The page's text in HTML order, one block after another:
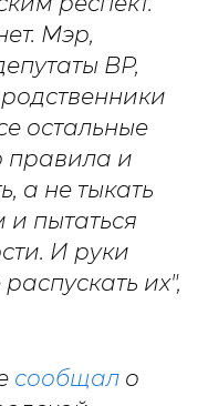
Мэр,
ВР,
остальные
правила и
а не тыкать
пытаться
И руки
их",
сообщал о